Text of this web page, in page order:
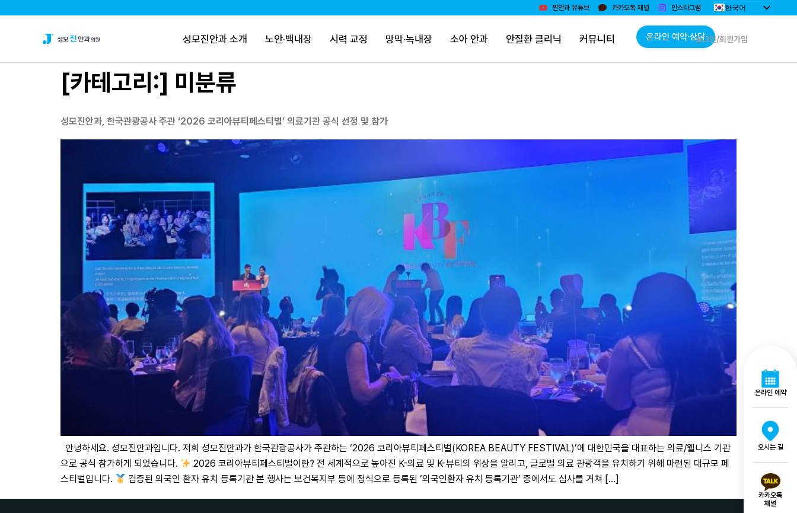
인스타그램
카카오톡 채널
찐안과 유튜브
한국어
简体中文
Bahasa Indonesia
성모진안과 소개 노안·백내장 시력 교정 망막·녹내장 소아 안과 안질환 클리닉 커뮤니티 온라인 예약·상담로그인/회원가입
[카테고리:] 미분류
성모진안과, 한국관광공사 주관 ‘2026 코리아뷰티페스티벌’ 의료기관 공식 선정 및 참가
안녕하세요. 성모진안과입니다. 저희 성모진안과가 한국관광공사가 주관하는 ‘2026 코리아뷰티페스티벌(KOREA BEAUTY FESTIVAL)’에 대한민국을 대표하는 의료/웰니스 기관
으로 공식 참가하게 되었습니다.
2026 코리아뷰티페스티벌이란? 전 세계적으로 높아진 K-의료 및 K-뷰티의 위상을 알리고, 글로벌 의료 관광객을 유치하기 위해 마련된 대규모 페
스티벌입니다.
검증된 외국인 환자 유치 등록기관 본 행사는 보건복지부 등에 정식으로 등록된 ‘외국인환자 유치 등록기관’ 중에서도 심사를 거쳐 […]
온라인 예약
오시는 길
카카오톡
채널